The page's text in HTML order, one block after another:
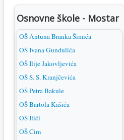
Osnovne škole - Mostar
OŠ Antuna Branka Šimića
OŠ Ivana Gundulića
OŠ Ilije Jakovljevića
OŠ S. S. Kranjčevića
OŠ Petra Bakule
OŠ Bartola Kašića
OŠ Ilići
OŠ Cim